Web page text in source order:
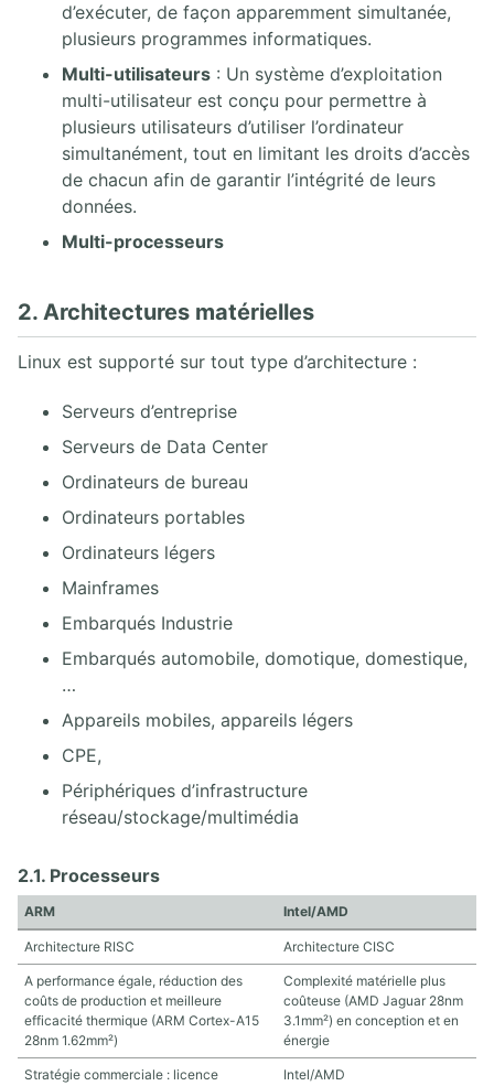
10.1. Disques sous Linux
11.1. Introduction à TCP/IP
11.2. Synthèse rapide des commandes réseau sous Linux
11.3. Gestion du réseau Linux avec NetworkManager
11.5. Gestion du réseau Linux avec la librairie Netplan
12. SECURE SHELL
13. GESTION SÉCURISÉE
13.1. Localisation et synchronisation
13.3. Journalisation Systemd et Syslog
13.4. Sécurités MAC SElinux et AppArmor
13.4. Logiciels de sauvegarde (Backup)
14. ROUTAGE ET PARE-FEU
15.1. Cryptologie
15.2. Algorithmes de chiffrement faible (facilement déchiffrables)
15.3. Algorithmes de cryptographie symétrique (à clé secrète)
15.5. Infrastructure à clé publique
15.6. Pretty Good Privacy (PGP)
15.7. Transport Layer Security (TLS)
15.8. Pratique de TLS et des certificats
16. AUDIT
d’exécuter, de façon apparemment simultanée,
plusieurs programmes informatiques.
Multi-utilisateurs : Un système d’exploitation
multi-utilisateur est conçu pour permettre à
plusieurs utilisateurs d’utiliser l’ordinateur
simultanément, tout en limitant les droits d’accès
de chacun afin de garantir l’intégrité de leurs
données.
Multi-processeurs
2. Architectures matérielles
Linux est supporté sur tout type d’architecture :
Serveurs d’entreprise
Serveurs de Data Center
Ordinateurs de bureau
Ordinateurs portables
Ordinateurs légers
Mainframes
Embarqués Industrie
Embarqués automobile, domotique, domestique,
…
Appareils mobiles, appareils légers
CPE,
Périphériques d’infrastructure
réseau/stockage/multimédia
2.1. Processeurs
ARM Intel/AMD
Architecture RISC Architecture CISC
A performance égale, réduction des
coûts de production et meilleure
efficacité thermique (ARM Cortex-A15
28nm 1.62mm²)
Complexité matérielle plus
coûteuse (AMD Jaguar 28nm
3.1mm²) en conception et en
énergie
Stratégie commerciale : licence Intel/AMD